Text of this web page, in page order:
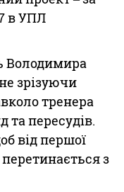
в УПЛ
Володимира
зрізуючи
тренера
та пересудів.
від першої
з